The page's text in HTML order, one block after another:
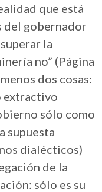
que está
del gobernador
la
no” (Página
dos cosas:
extractivo
sólo como
supuesta
dialécticos)
de la
sólo es su